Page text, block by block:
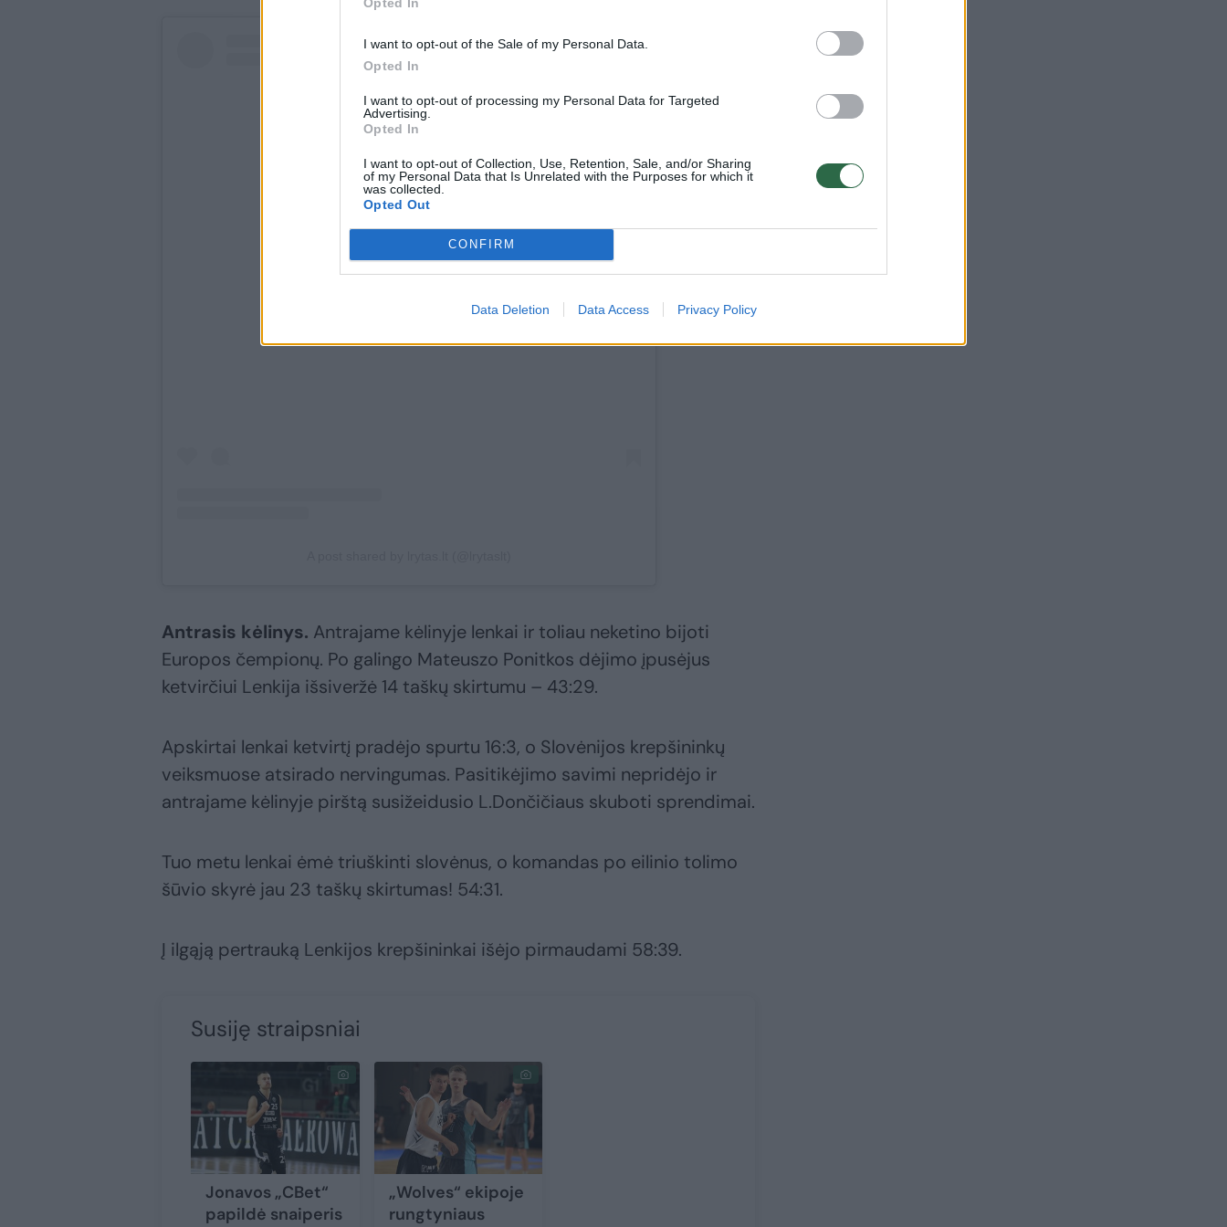
I want to opt-out of the Sale of my Personal Data.
Opted In
I want to opt-out of processing my Personal Data for Targeted
Advertising.
Opted In
I want to opt-out of Collection, Use, Retention, Sale, and/or Sharing
of my Personal Data that Is Unrelated with the Purposes for which it
was collected.
Opted Out
CONFIRM
Data Deletion Data Access Privacy Policy
View this post on Instagram
Antrasis kėlinys. Antrajame kėlinyje lenkai ir toliau neketino bijoti
Europos čempionų. Po galingo Mateuszo Ponitkos dėjimo įpusėjus
ketvirčiui Lenkija išsiveržė 14 taškų skirtumu – 43:29.
Apskirtai lenkai ketvirtį pradėjo spurtu 16:3, o Slovėnijos krepšininkų
veiksmuose atsirado nervingumas. Pasitikėjimo savimi nepridėjo ir
antrajame kėlinyje pirštą susižeidusio L.Dončičiaus skuboti sprendimai.
Tuo metu lenkai ėmė triuškinti slovėnus, o komandas po eilinio tolimo
šūvio skyrė jau 23 taškų skirtumas! 54:31.
Į ilgąją pertrauką Lenkijos krepšininkai išėjo pirmaudami 58:39.
Susiję straipsniai
Jonavos „CBet“
papildė snaiperis
„Wolves“ ekipoje
rungtyniaus